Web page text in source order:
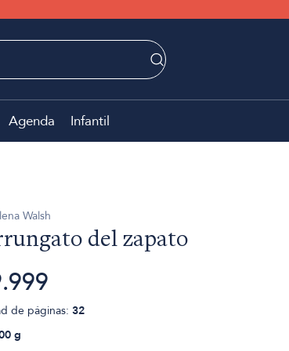
Agenda Infantil
Walsh
del zapato
de páginas: 32
g